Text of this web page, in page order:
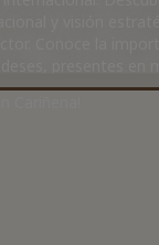
2.100 millones